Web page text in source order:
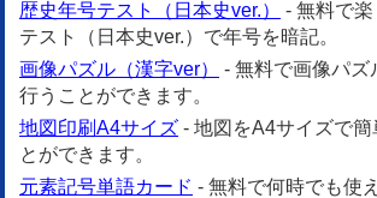
歴史年号テスト（日本史ver.）
- 無料で
テスト（日本史ver.）で年号を暗記。
画像パズル（漢字ver）
- 無料で画像パズ
行うことができます。
地図印刷A4サイズ - 地図をA4サイズで簡
とができます。
元素記号単語カード - 無料で何時でも使